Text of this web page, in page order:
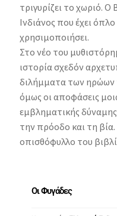
τριγυρίζει το χωριό. Ο
Ινδιάνος που έχει
χρησιμοποιήσει.
Στο νέο του
ιστορία σχεδόν
διλήμματα των ηρώων
όμως οι αποφάσεις
εμβληματικής
την πρόοδο και τη
οπισθόφυλλο του
Οι Φυγάδες